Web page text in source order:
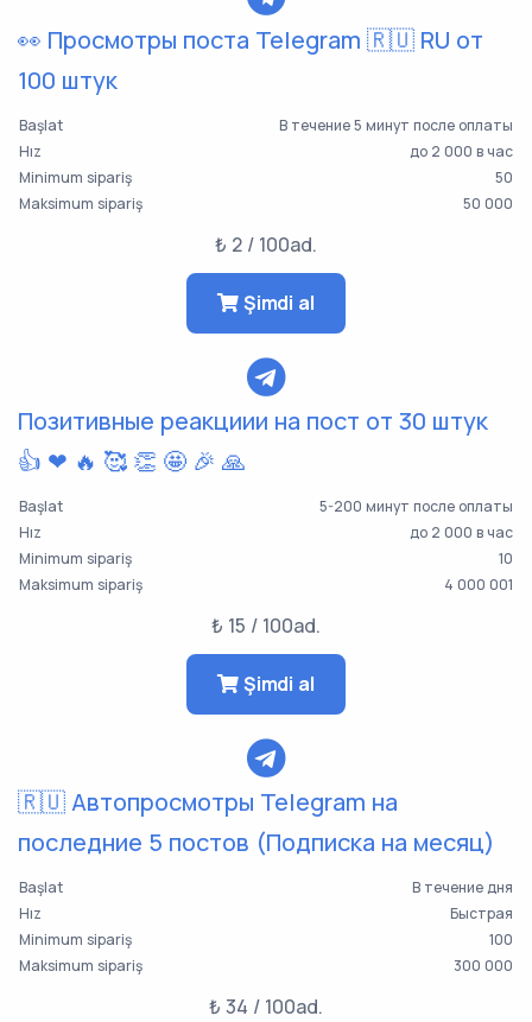
👀 Просмотры поста Telegram 🇷🇺 RU от
100 штук
Başlat
В течение 5 минут после оплаты
Hız
до 2 000 в час
Minimum sipariş
50
Maksimum sipariş
50 000
₺ 2 / 100ad.
Şimdi al
Позитивные реакциии на пост от 30 штук
👍 ❤ 🔥 🥰 👏 🤩 🎉 🙏
Başlat
5-200 минут после оплаты
Hız
до 2 000 в час
Minimum sipariş
10
Maksimum sipariş
4 000 001
₺ 15 / 100ad.
Şimdi al
🇷🇺 Автопросмотры Telegram на
последние 5 постов (Подписка на месяц)
Başlat
В течение дня
Hız
Быстрая
Minimum sipariş
100
Maksimum sipariş
300 000
₺ 34 / 100ad.